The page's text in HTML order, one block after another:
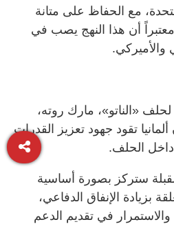
مع الحفاظ على متانة
أن هذا النهج يصب في
والأميركي.
لحلف «الناتو»، مارك روته،
ألمانيا تقود جهود تعزيز القدرات
داخل الحلف.
ستركز بصورة أساسية
بزيادة الإنفاق الدفاعي،
والاستمرار في تقديم الدعم